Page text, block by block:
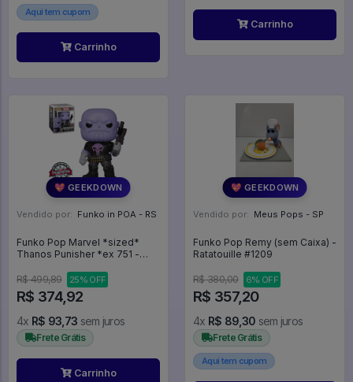
Aqui tem cupom
Carrinho
Carrinho
💖 GEEKDOWN
Vendido por: Funko in POA - RS
Funko Pop Marvel *sized*
Thanos Punisher *ex 751 -
R$ 499,89
25% OFF
R$ 374,92
4x R$ 93,73 sem juros
Frete Grátis
Carrinho
💖 GEEKDOWN
Vendido por: Meus Pops - SP
Funko Pop Remy (sem Caixa) -
Ratatouille #1209
R$ 380,00 6% OFF
R$ 357,20
4x R$ 89,30 sem juros
Frete Grátis
Aqui tem cupom